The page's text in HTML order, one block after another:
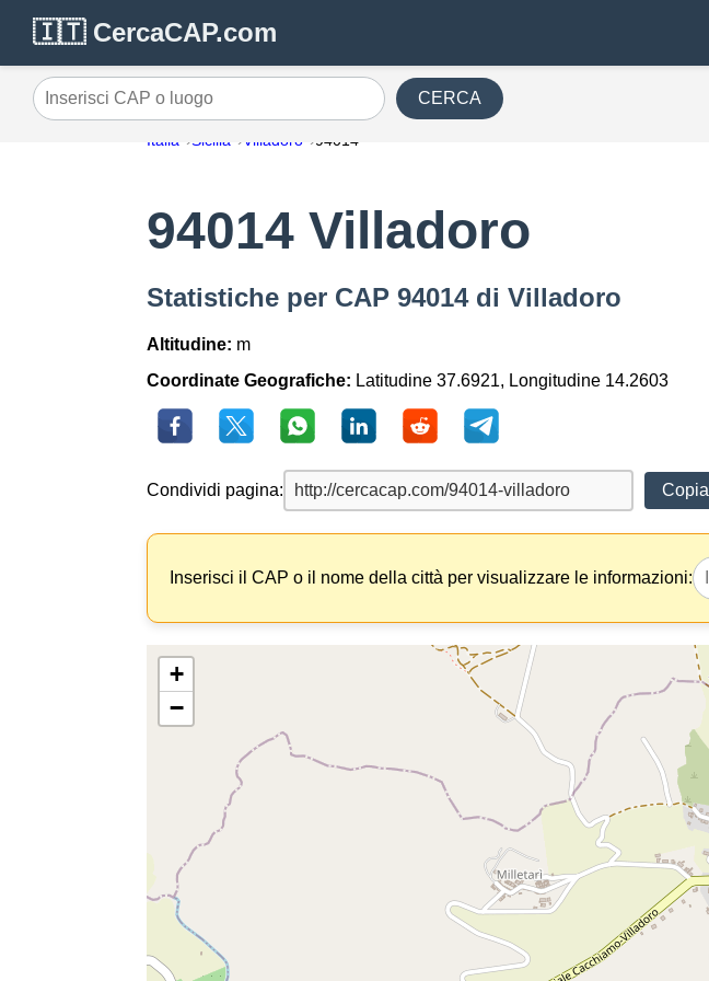
🇮🇹 CercaCAP.com
Inserisci CAP o luogo CERCA
Italia Sicilia Villadoro 94014
94014 Villadoro
Statistiche per CAP 94014 di Villadoro
Altitudine: m
Coordinate Geografiche: Latitudine 37.6921, Longitudine 14.2603
Condividi pagina: Copia
Inserisci il CAP o il nome della città per visualizzare le informazioni:
+
−